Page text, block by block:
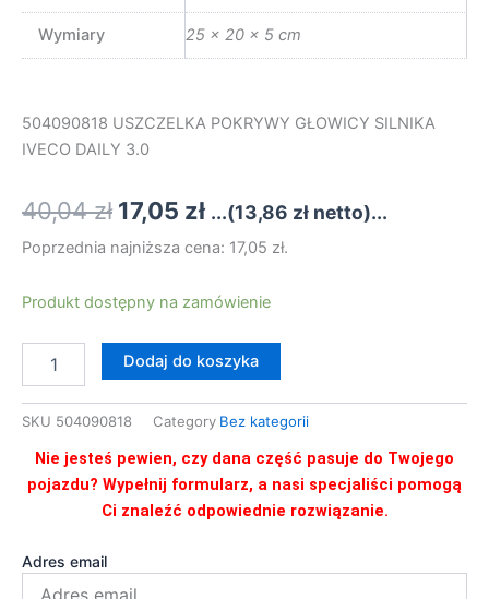
Wymiary 25 × 20 × 5 cm
504090818 USZCZELKA POKRYWY GŁOWICY SILNIKA
IVECO DAILY 3.0
40,04zł Pierwotna
cena
wynosiła:
17,05 złAktualna
cena
wynosi:
...(13,86 zł netto)...
Poprzednia najniższa cena: 17,05 zł.
Produkt dostępny na zamówienie
ilość
USZCZELKA
POKRYWY
GŁOWICY
SILNIKA
IVECO
DAILY
Dodaj do koszyka
SKU 504090818 Category Bez kategorii
Nie jesteś pewien, czy dana część pasuje do Twojego
pojazdu? Wypełnij formularz, a nasi specjaliści pomogą
Ci znaleźć odpowiednie rozwiązanie.
Adres email